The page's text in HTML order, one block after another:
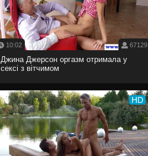
67129
10:02
Джина Джерсон оргазм отримала у
сексі з вітчимом
HD